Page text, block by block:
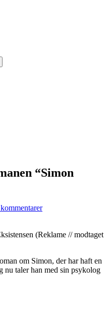
“Simon
(Reklame // modtaget
om Simon, der har haft en
nu taler han med sin psykolog